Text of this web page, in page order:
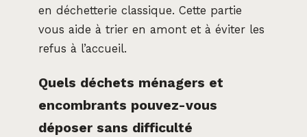
en déchetterie classique. Cette partie
vous aide à trier en amont et à éviter les
refus à l’accueil.
Quels déchets ménagers et
encombrants pouvez-vous
déposer sans difficulté